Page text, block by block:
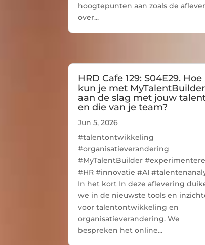
hoogtepunten aan zoals de
over...
HRD Cafe 129: S04E29. Hoe
kun je met MyTalentBuilder
aan de slag met jouw
en die van je team?
Jun 5, 2026
#talentontwikkeling
#organisatieverandering
#MyTalentBuilder
#HR #innovatie #AI
In het kort In deze aflevering
we in de nieuwste tools en
voor talentontwikkeling en
organisatieverandering. We
bespreken het online...